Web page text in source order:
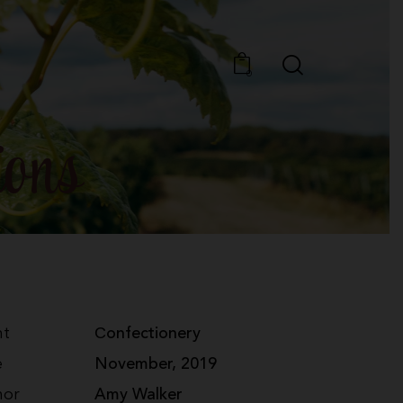
0
Сonfectionery
November, 2019
Amy Walker